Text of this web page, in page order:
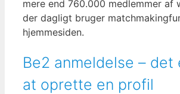
mere end 760.000 medlemmer af
der dagligt bruger
hjemmesiden.
Be2 anmeldelse – det
at oprette en profil